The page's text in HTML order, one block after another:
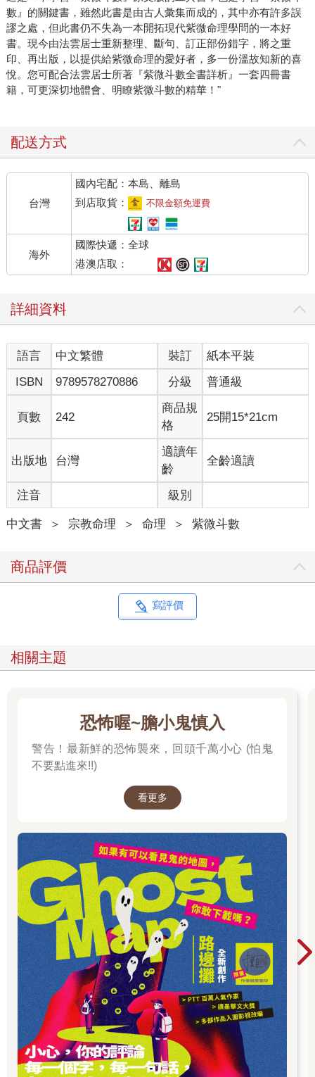
數』的關鍵書，雖然此書是由古人彙集而成的，其中亦有許多誤
謬之處，但此書仍不失為一本開拓現代紫微命理學問的一本好
書。現今由法雲居士重新整理、斷句、訂正部份錯字，將之重
印、再出版，以提供給紫微命理的愛好者，多一份溫故知新的喜
悅。您可配合法雲居士所著『紫微斗數全書詳析』一套四冊書
籍，可更深切地體會、明瞭紫微斗數的精華！"
配送方式
台灣
國內宅配：本島、離島
到店取貨：
不限金額免運費
海外
國際快遞：全球
港澳店取：
詳細資料
語言 中文繁體 裝訂
紙本平裝
ISBN
9789578270886 分級 普通級
頁數 242
商品規
格
25開15*21cm
出版地 台灣
適讀年
齡
全齡適讀
注音 級別
中文書 ＞ 宗教命理 ＞ 命理 ＞ 紫微斗數
商品評價
寫評價
相關主題
恐怖喔~膽小鬼慎入
警告！最新鮮的恐怖襲來，回頭千萬小心 (怕鬼
不要點進來!!)
看更多